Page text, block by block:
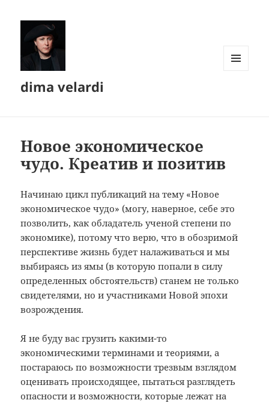
dima velardi
Новое экономическое
чудо. Креатив и позитив
Начинаю цикл публикаций на тему «Новое
экономическое чудо» (могу, наверное, себе это
позволить, как обладатель ученой степени по
экономике), потому что верю, что в обозримой
перспективе жизнь будет налаживаться и мы
выбираясь из ямы (в которую попали в силу
определенных обстоятельств) станем не только
свидетелями, но и участниками Новой эпохи
возрождения.
Я не буду вас грузить какими-то
экономическими терминами и теориями, а
постараюсь по возможности трезвым взглядом
оценивать происходящее, пытаться разглядеть
опасности и возможности, которые лежат на